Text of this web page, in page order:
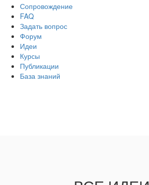
Сопровождение
FAQ
Задать вопрос
Форум
Идеи
Курсы
Публикации
База знаний